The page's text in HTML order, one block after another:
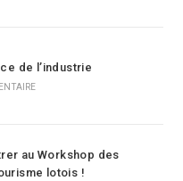
de l’industrie
au Workshop des
lotois !